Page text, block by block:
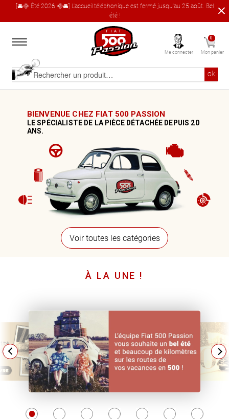
[🚘🌞 Été 2026 🌞🚘] L'accueil téléphonique est fermé jusqu'au 25 août. Bel
été !
à
navigation
au
contenu
Rechercher
ok
Accueil
À propos
Garages partenaires
Contact
Me connecter
0
Mon panier
BIENVENUE CHEZ FIAT 500 PASSION
LE SPÉCIALISTE DE LA PIÈCE DÉTACHÉE DEPUIS 20
ANS.
Voir toutes les catégories
À LA UNE !